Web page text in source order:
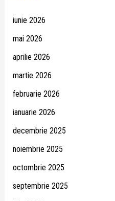
iunie 2026
mai 2026
aprilie 2026
martie 2026
februarie 2026
ianuarie 2026
decembrie 2025
noiembrie 2025
octombrie 2025
septembrie 2025